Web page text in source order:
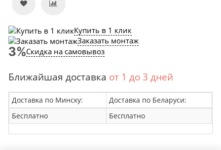
Купить в 1 клик
Заказать монтаж
Скидка на самовывоз
Ближайшая доставка от 1 до 3 дней
Доставка по Минску:
Доставка по Беларуси:
Бесплатно
Бесплатно